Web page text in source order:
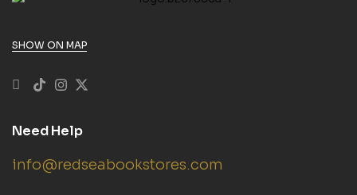
SHOW ON MAP
Need Help
info@redseabookstores.com